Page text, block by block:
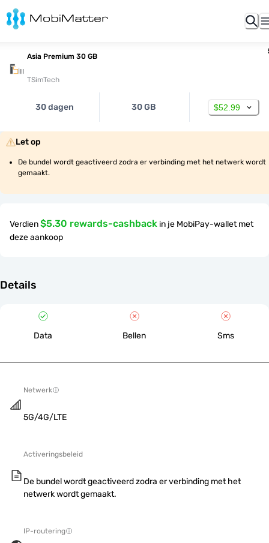
Asia Premium 30 GB
TSimTech
30 dagen 30 GB $52.99
Let op
De bundel wordt geactiveerd zodra er verbinding met het netwerk wordt
gemaakt.
Verdien$5.30 rewards-cashback in je MobiPay-wallet met
deze aankoop
Details
Data Bellen Sms
Netwerk
5G/4G/LTE
Activeringsbeleid
De bundel wordt geactiveerd zodra er verbinding met het
netwerk wordt gemaakt.
IP-routering